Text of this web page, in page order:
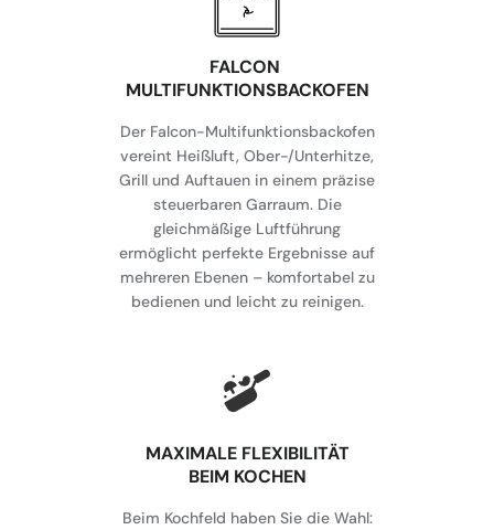
FALCON
MULTIFUNKTIONSBACKOFEN
Der Falcon-Multifunktionsbackofen
vereint Heißluft, Ober-/Unterhitze,
Grill und Auftauen in einem präzise
steuerbaren Garraum. Die
gleichmäßige Luftführung
ermöglicht perfekte Ergebnisse auf
mehreren Ebenen – komfortabel zu
bedienen und leicht zu reinigen.
MAXIMALE FLEXIBILITÄT
BEIM KOCHEN
Beim Kochfeld haben Sie die Wahl: